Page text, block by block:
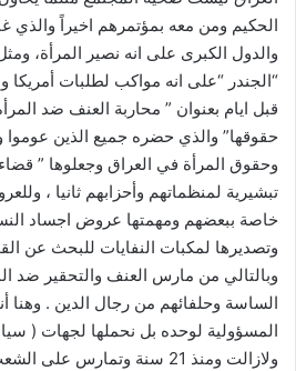
الحكيم ومن معه بمؤتمرهم اخيراً والذي
والدول الكبرى على انه نصير المرأة،
“الجندر “على انه مواكب لطلبات أمريكا
قبل ايام بعنوان ” محاربة العنف ضد
حقوقها” والذي حضره جميع الذين عوموا
وحقوق المرأة في العراق وجعلوها ” قضاء
تبشيرية لمنظماتهم وأحزابهم ثانيا ،
خاصة ببعضهم ومهمتها عروض اجساد
وتصديرها لمكبات النفايات للبحث عن
وبالتالي من مارس العنف والتحقير ضد
الساسة وحلفائهم من رجال الدين . وهنا
المسؤولية لوحده بل نحملها لجهات (
ولازالت ومنذ 21 سنة وتمارس